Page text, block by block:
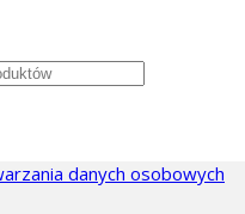
danych osobowych